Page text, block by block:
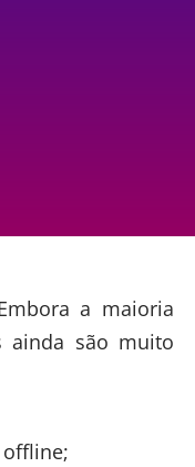
a maioria
ainda são muito